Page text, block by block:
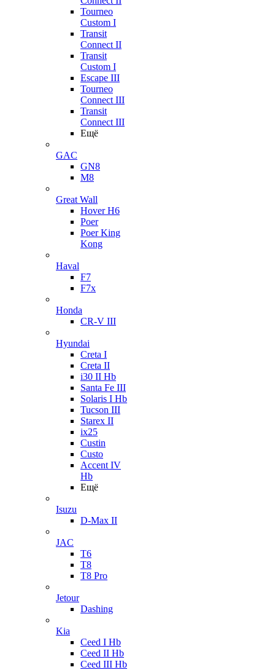
Tourneo
Custom I
Transit
Connect II
Transit
Custom I
Escape III
Tourneo
Connect III
Transit
Connect III
Ещё
GAC
GN8
M8
Great Wall
Hover H6
Poer
Poer King
Kong
Haval
F7
F7x
Honda
CR-V III
Hyundai
Creta I
Creta II
i30 II Hb
Santa Fe III
Solaris I Hb
Tucson III
Starex II
ix25
Custin
Custo
Accent IV
Hb
Ещё
Isuzu
D-Max II
JAC
T6
T8
T8 Pro
Jetour
Dashing
Kia
Ceed I Hb
Ceed II Hb
Ceed III Hb